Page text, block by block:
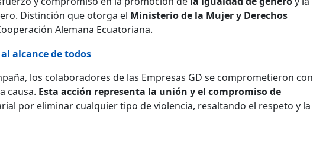
Distinción que otorga el Ministerio de la Mujer y Derechos
Alemana Ecuatoriana.
alcance de todos
los colaboradores de las Empresas GD se comprometieron con
causa. Esta acción representa la unión y el compromiso de
por eliminar cualquier tipo de violencia, resaltando el respeto y la